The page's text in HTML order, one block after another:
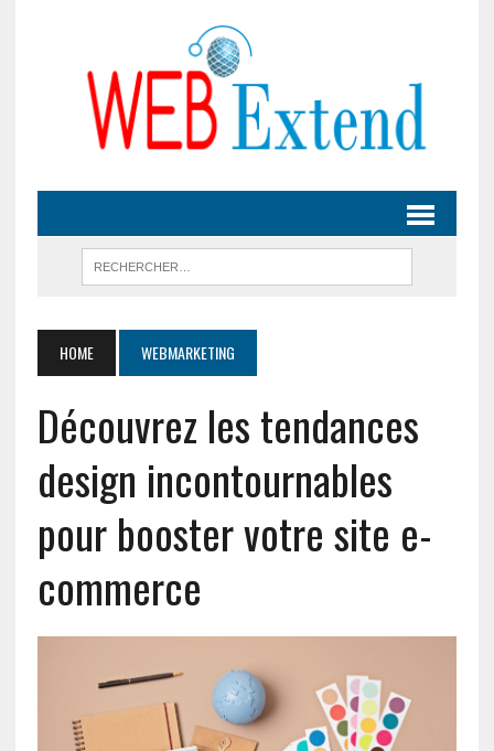
HOME WEBMARKETING
Découvrez les tendances
design incontournables
pour booster votre site e-
commerce